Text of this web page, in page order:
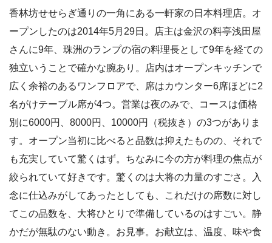
香林坊せせらぎ通りの一角にある一軒家の日本料理店。オ
ープンしたのは2014年5月29日。店主は金沢の料亭浅田屋
さんに9年、珠洲のランプの宿の料理長として9年を経ての
独立いうことで確かな腕あり。店内はオープンキッチンで
広く余裕のあるワンフロアで、席はカウンター6席ほどに2
名がけテーブル席が4つ。営業は夜のみで、コースは価格
別に6000円、8000円、10000円（税抜き）の3つがありま
す。オープン当初に比べると品数は抑えたものの、それで
も充実していて驚くはず。ちなみに今の方が料理の焦点が
絞られていて好きです。驚くのは大将の力量のすごさ。入
念に仕込みがしてあったとしても、これだけの席数に対し
てこの品数を、大将ひとりで準備しているのはすごい。静
かだが無駄のない動き。お見事。お献立は、温度、味や食